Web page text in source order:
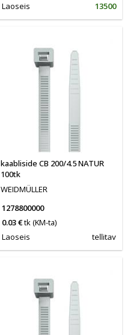
Laoseis
13500
kaabliside CB 200/4.5 NATUR
100tk
WEIDMÜLLER
1278800000
0.03 €tk(KM-ta)
Laoseis
tellitav